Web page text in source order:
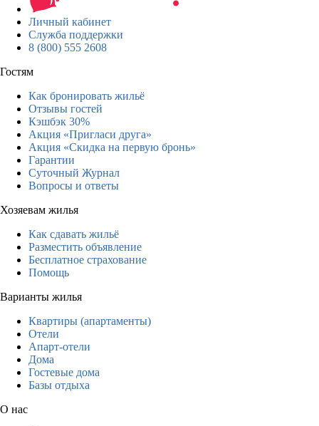
Личный кабинет
Служба поддержки
8 (800) 555 2608
Гостям
Как бронировать жильё
Отзывы гостей
Кэшбэк 30%
Акция «Пригласи друга»
Акция «Скидка на первую бронь»
Гарантии
Суточный Журнал
Вопросы и ответы
Хозяевам жилья
Как сдавать жильё
Разместить объявление
Бесплатное страхование
Помощь
Варианты жилья
Квартиры (апартаменты)
Отели
Апарт-отели
Дома
Гостевые дома
Базы отдыха
О нас